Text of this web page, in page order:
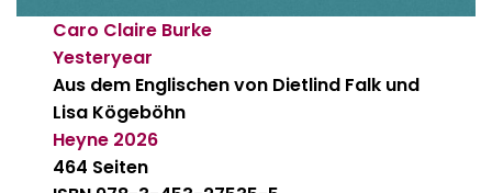
Caro Claire Burke
Yesteryear
Aus dem Englischen von Dietlind Falk und
Lisa Kögeböhn
Heyne 2026
464 Seiten